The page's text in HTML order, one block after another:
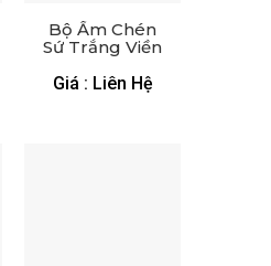
Bộ Ấm Chén
Sứ Trắng Viền
XGS AC 52
Giá : Liên Hệ